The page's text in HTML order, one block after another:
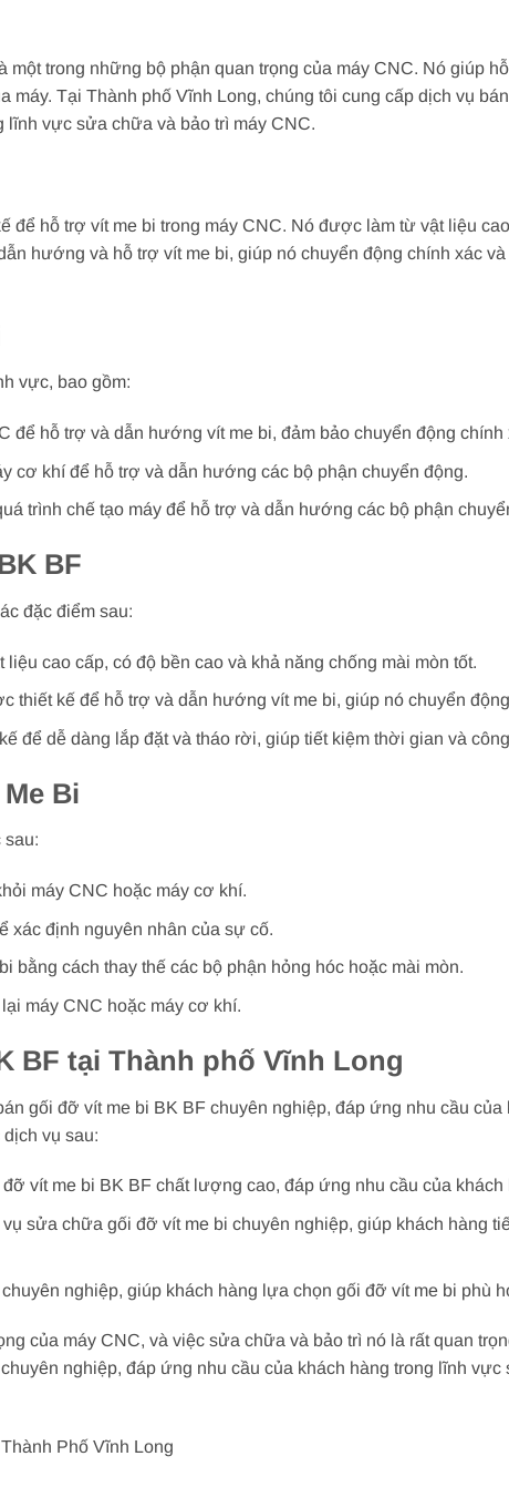
trong những bộ phận quan trọng của máy CNC. Nó giúp
máy. Tại Thành phố Vĩnh Long, chúng tôi cung cấp dịch vụ
lĩnh vực sửa chữa và bảo trì máy CNC.
hỗ trợ vít me bi trong máy CNC. Nó được làm từ vật liệu
hướng và hỗ trợ vít me bi, giúp nó chuyển động chính xác
vực, bao gồm:
hỗ trợ và dẫn hướng vít me bi, đảm bảo chuyển động chính
cơ khí để hỗ trợ và dẫn hướng các bộ phận chuyển động.
trình chế tạo máy để hỗ trợ và dẫn hướng các bộ phận
BF
đặc điểm sau:
cao cấp, có độ bền cao và khả năng chống mài mòn tốt.
thiết kế để hỗ trợ và dẫn hướng vít me bi, giúp nó chuyển
để dễ dàng lắp đặt và tháo rời, giúp tiết kiệm thời gian và
Bi
sau:
máy CNC hoặc máy cơ khí.
xác định nguyên nhân của sự cố.
cách thay thế các bộ phận hỏng hóc hoặc mài mòn.
máy CNC hoặc máy cơ khí.
BF tại Thành phố Vĩnh Long
gối đỡ vít me bi BK BF chuyên nghiệp, đáp ứng nhu cầu
vụ sau:
vít me bi BK BF chất lượng cao, đáp ứng nhu cầu của khách
sửa chữa gối đỡ vít me bi chuyên nghiệp, giúp khách hàng
nghiệp, giúp khách hàng lựa chọn gối đỡ vít me bi phù
của máy CNC, và việc sửa chữa và bảo trì nó là rất quan
nghiệp, đáp ứng nhu cầu của khách hàng trong lĩnh
Phố Vĩnh Long